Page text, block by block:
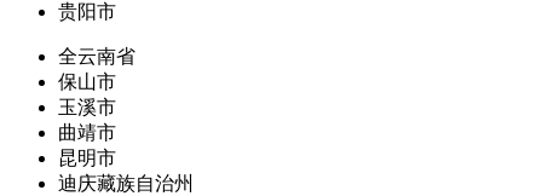
贵阳市
全云南省
保山市
玉溪市
曲靖市
昆明市
迪庆藏族自治州